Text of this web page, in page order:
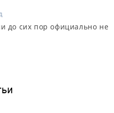
до сих пор официально не